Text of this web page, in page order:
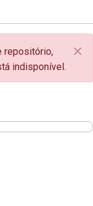
repositório,
indisponível.